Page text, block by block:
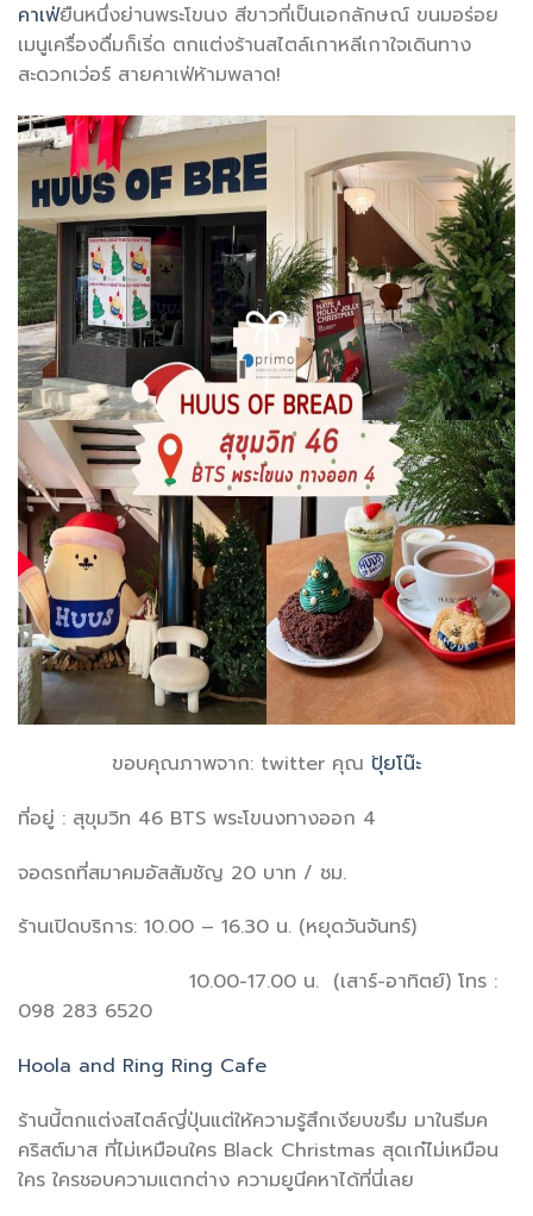
คาเฟ่ยืนหนึ่งย่านพระโขนง สีขาวที่เป็นเอกลักษณ์ ขนมอร่อย
เมนูเครื่องดื่มก็เริ่ด ตกแต่งร้านสไตล์เกาหลีเกาใจเดินทาง
สะดวกเว่อร์ สายคาเฟ่ห้ามพลาด!
ขอบคุณภาพจาก: twitter คุณ ปุ้ยโน๊ะ
ที่อยู่ : สุขุมวิท 46 BTS พระโขนงทางออก 4
จอดรถที่สมาคมอัสสัมชัญ 20 บาท / ชม.
ร้านเปิดบริการ: 10.00 – 16.30 น. (หยุดวันจันทร์)
10.00-17.00 น. (เสาร์-อาทิตย์) โทร :
098 283 6520
Hoola and Ring Ring Cafe
ร้านนี้ตกแต่งสไตล์ญี่ปุ่นแต่ให้ความรู้สึกเงียบขรึม มาในธีมค
คริสต์มาส ที่ไม่เหมือนใคร Black Christmas สุดเก๋ไม่เหมือน
ใคร ใครชอบความแตกต่าง ความยูนีคหาได้ที่นี่เลย